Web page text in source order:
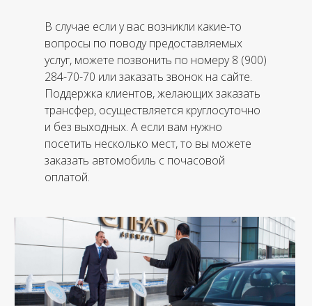
В случае если у вас возникли какие-то
вопросы по поводу предоставляемых
услуг, можете позвонить по номеру 8 (900)
284-70-70 или заказать звонок на сайте.
Поддержка клиентов, желающих заказать
трансфер, осуществляется круглосуточно
и без выходных. А если вам нужно
посетить несколько мест, то вы можете
заказать автомобиль с почасовой
оплатой.